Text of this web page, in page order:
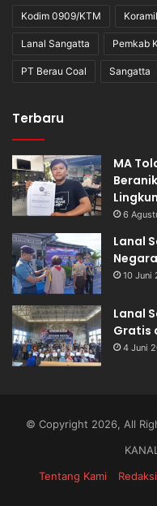
Kodim 0909/KTM
Lanal Sangatta Pemkab
PT Berau Coal Sangatta
Terbaru
MA
6
Lanal
10 Juni
Lanal
Gratis
4 Juni
© Copyright 2026, All
Tentang Kami
Redaksi